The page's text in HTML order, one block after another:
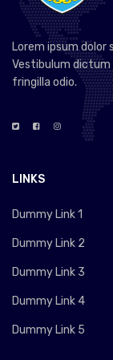
Lorem ipsum
Vestibulum dictum
fringilla odio.
LINKS
Dummy Link 1
Dummy Link 2
Dummy Link 3
Dummy Link 4
Dummy Link 5